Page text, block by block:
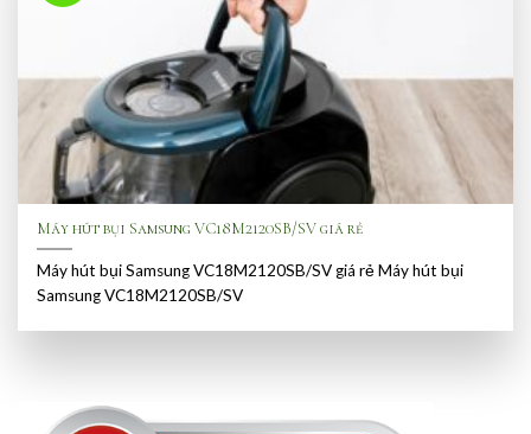
Máy hút bụi Samsung VC18M2120SB/SV giá rẻ
Máy hút bụi Samsung VC18M2120SB/SV giá rẻ Máy hút bụi
Samsung VC18M2120SB/SV